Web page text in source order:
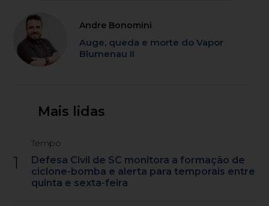
Andre Bonomini
Auge, queda e morte do Vapor
Blumenau II
Mais lidas
1
Tempo
Defesa Civil de SC monitora a formação de
ciclone-bomba e alerta para temporais entre
quinta e sexta-feira